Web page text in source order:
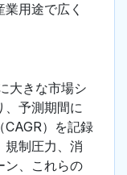
用途で広く
大きな市場シ
、予測期間に
CAGR）を記録
規制圧力、消
ン、これらの